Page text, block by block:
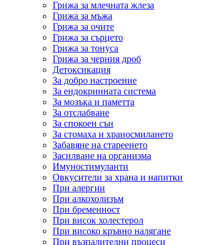
Грижа за млечната жлеза
Грижа за мъжа
Грижа за очите
Грижа за сърцето
Грижа за тонуса
Грижа за черния дроб
Детоксикация
За добро настроение
За ендокринната система
За мозъка и паметта
За отслабване
За спокоен сън
За стомаха и храносмилането
Забавяне на стареенето
Засилване на организма
Имуностимуланти
Овкусители за храна и напитки
При алергии
При алкохолизъм
При бременност
При висок холестерол
При високо кръвно налягане
При възпалителни процеси